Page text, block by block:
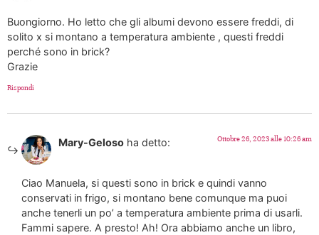
Buongiorno. Ho letto che gli albumi devono essere freddi, di
solito x si montano a temperatura ambiente , questi freddi
perché sono in brick?
Grazie
Rispondi
Mary-Geloso ha detto: Ottobre 26, 2023 alle 10:26 am
Ciao Manuela, si questi sono in brick e quindi vanno
conservati in frigo, si montano bene comunque ma puoi
anche tenerli un po’ a temperatura ambiente prima di usarli.
Fammi sapere. A presto! Ah! Ora abbiamo anche un libro,